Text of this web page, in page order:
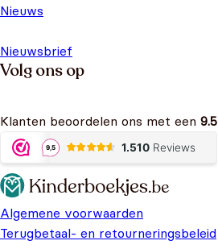
Nieuws
Nieuwsbrief
Volg ons op
Klanten beoordelen ons met een 9.5
Algemene voorwaarden
Terugbetaal- en retourneringsbeleid